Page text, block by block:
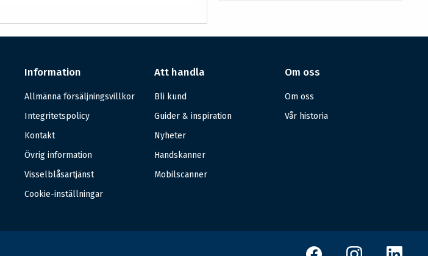
Information
Allmänna försäljningsvillkor
Integritetspolicy
Kontakt
Övrig information
Visselblåsartjänst
Cookie-inställningar
Att handla
Bli kund
Guider & inspiration
Nyheter
Handskanner
Mobilscanner
Om oss
Om oss
Vår historia